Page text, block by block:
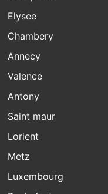
Elysee
Chambery
Annecy
Valence
Antony
Saint maur
Lorient
Metz
Luxembourg